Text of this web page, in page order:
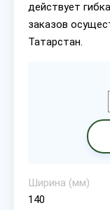
действует
заказов
Татарстан.
Ширина (мм)
140